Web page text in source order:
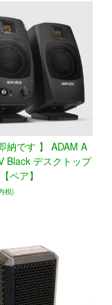
納です 】 ADAM A
Black デスクトップ
ペア】
税)